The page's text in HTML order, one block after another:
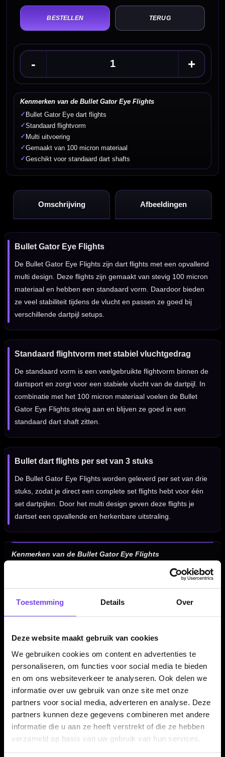
Toestemming Details Over
Deze website maakt gebruik van cookies
We gebruiken cookies om content en advertenties te
personaliseren, om functies voor social media te bieden
en om ons websiteverkeer te analyseren. Ook delen we
informatie over uw gebruik van onze site met onze
partners voor social media, adverteren en analyse. Deze
partners kunnen deze gegevens combineren met andere
informatie die u aan ze heeft verstrekt of die ze hebben
verzameld op basis van uw gebruik van hun services.
TERUG
Kenmerken van de Bullet Gator Eye Flights
✓ Bullet Gator Eye dart flights
✓Standaard flightvorm
✓ Multi uitvoering
✓Gemaakt van 100 micron materiaal
✓Geschikt voor standaard dart shafts
- +
Omschrijving Afbeeldingen
Bullet Gator Eye Flights
De Bullet Gator Eye Flights zijn dart flights met een opvallend
multi design. Deze flights zijn gemaakt van stevig 100 micron
materiaal en hebben een standaard vorm. Daardoor bieden
ze veel stabiliteit tijdens de vlucht en passen ze goed bij
verschillende dartpijl setups.
Standaard flightvorm met stabiel vluchtgedrag
De standaard vorm is een veelgebruikte flightvorm binnen de
dartsport en zorgt voor een stabiele vlucht van de dartpijl. In
combinatie met het 100 micron materiaal voelen de Bullet
Gator Eye Flights stevig aan en blijven ze goed in een
standaard dart shaft zitten.
Bullet dart flights per set van 3 stuks
De Bullet Gator Eye Flights worden geleverd per set van drie
stuks, zodat je direct een complete set flights hebt voor één
set dartpijlen. Door het multi design geven deze flights je
dartset een opvallende en herkenbare uitstraling.
Kenmerken van de Bullet Gator Eye Flights
✓ Opvallend Gator Eye design
✓
Geleverd per set van 3 flights
Flight Vorm:
Flight Materiaal:100 Micron
Flight Kleur:Multi
Flight Merk:Bullet
Producttype:Dart flights
Inhoud:Set van 3 flights